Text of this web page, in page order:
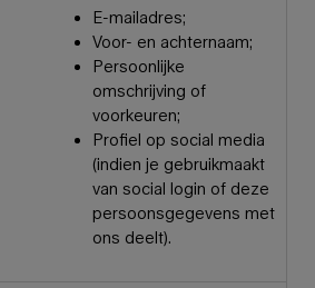
E-mailadres;
Voor- en achternaam;
Persoonlijke
omschrijving of
voorkeuren;
Profiel op social media
(indien je gebruikmaakt
van social login of deze
persoonsgegevens met
ons deelt).